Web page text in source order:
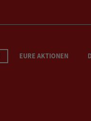
EURE AKTIONEN